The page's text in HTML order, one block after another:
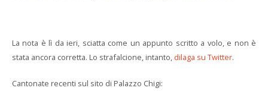
La nota è lì da ieri, sciatta come un appunto scritto a volo, e non è
stata ancora corretta. Lo strafalcione, intanto, dilaga su Twitter.
Cantonate recenti sul sito di Palazzo Chigi: